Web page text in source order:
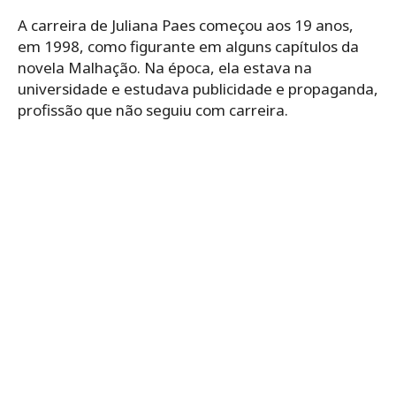
A carreira de Juliana Paes começou aos 19 anos,
em 1998, como figurante em alguns capítulos da
novela Malhação. Na época, ela estava na
universidade e estudava publicidade e propaganda,
profissão que não seguiu com carreira.